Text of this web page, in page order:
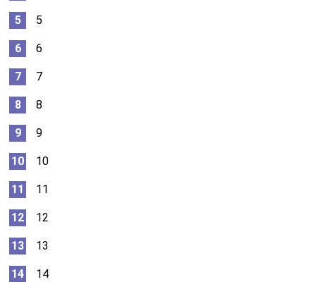
5
6
7
8
9
10
11
12
13
14